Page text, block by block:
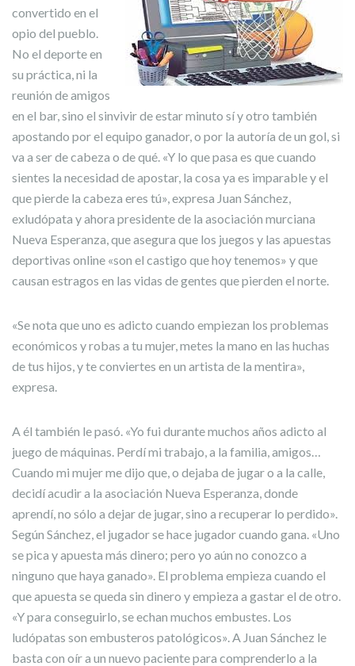
convertido en el
opio del pueblo.
No el deporte en
su práctica, ni la
reunión de amigos
en el bar, sino el sinvivir de estar minuto sí y otro también
apostando por el equipo ganador, o por la autoría de un gol, si
va a ser de cabeza o de qué. «Y lo que pasa es que cuando
sientes la necesidad de apostar, la cosa ya es imparable y el
que pierde la cabeza eres tú», expresa Juan Sánchez,
exludópata y ahora presidente de la asociación murciana
Nueva Esperanza, que asegura que los juegos y las apuestas
deportivas online «son el castigo que hoy tenemos» y que
causan estragos en las vidas de gentes que pierden el norte.
«Se nota que uno es adicto cuando empiezan los problemas
económicos y robas a tu mujer, metes la mano en las huchas
de tus hijos, y te conviertes en un artista de la mentira»,
expresa.
A él también le pasó. «Yo fui durante muchos años adicto al
juego de máquinas. Perdí mi trabajo, a la familia, amigos…
Cuando mi mujer me dijo que, o dejaba de jugar o a la calle,
decidí acudir a la asociación Nueva Esperanza, donde
aprendí, no sólo a dejar de jugar, sino a recuperar lo perdido».
Según Sánchez, el jugador se hace jugador cuando gana. «Uno
se pica y apuesta más dinero; pero yo aún no conozco a
ninguno que haya ganado». El problema empieza cuando el
que apuesta se queda sin dinero y empieza a gastar el de otro.
«Y para conseguirlo, se echan muchos embustes. Los
ludópatas son embusteros patológicos». A Juan Sánchez le
basta con oír a un nuevo paciente para comprenderlo a la